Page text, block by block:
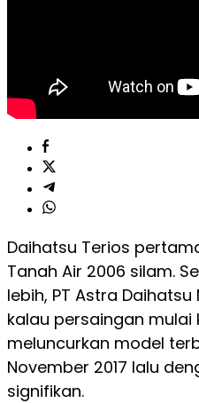
Daihatsu Terios
Tanah Air 2006 silam.
lebih, PT Astra
kalau persaingan mulai
meluncurkan model
November 2017 lalu
signifikan.